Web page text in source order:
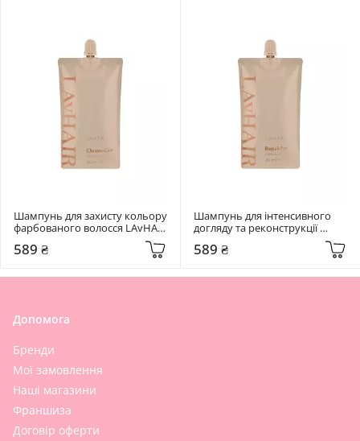
Шампунь для захисту кольору
фарбованого волосся LAvHAIR
589 ₴
Шампунь для інтенсивного
догляду та реконструкції
LAvHAIR RepairPro 250 мл
589 ₴
Допомога
Бренди
Мої замовлення
Наші магазини
Франшиза
Договір оферти